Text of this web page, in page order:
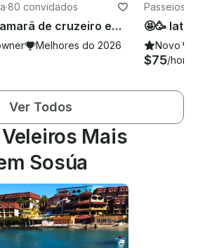
·80 convidados
Aluguel de catamarã de cruzeiro em Sosua, Puerto Plata
Melhores do 2026
Passeios
Novo
$75/hora
Ver Todos
Mais
Sosúa